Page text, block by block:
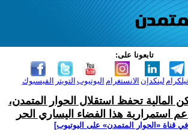
تابعونا على:
الفيسبوك التويتر اليوتيوب الانستغرام لينكدإن تيلكرام
المالية تحفظ استقلال الحوار المتمدن،
استمرارية هذا الفضاء اليساري الحر
قناة ‫«الحوار المتمدن» على اليوتيوب]